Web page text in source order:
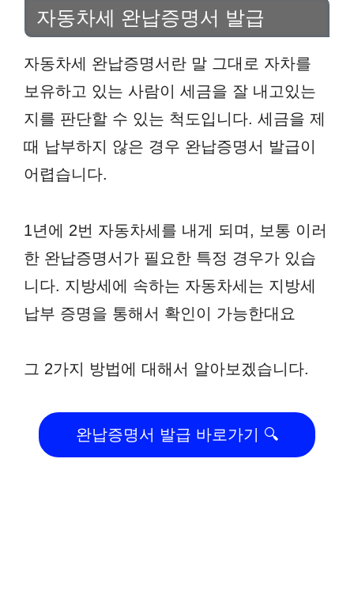
자동차세 완납증명서 발급
자동차세 완납증명서란 말 그대로 자차를
보유하고 있는 사람이 세금을 잘 내고있는
지를 판단할 수 있는 척도입니다. 세금을 제
때 납부하지 않은 경우 완납증명서 발급이
어렵습니다.
1년에 2번 자동차세를 내게 되며, 보통 이러
한 완납증명서가 필요한 특정 경우가 있습
니다. 지방세에 속하는 자동차세는 지방세
납부 증명을 통해서 확인이 가능한대요
그 2가지 방법에 대해서 알아보겠습니다.
완납증명서 발급 바로가기 🔍